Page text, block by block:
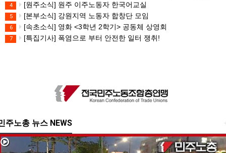
4 [원주소식] 원주 이주노동자 한국어교실
5 [본부소식] 강원지역 노동자 합창단 모임
6 [속초소식] 영화 <3학년 2학기> 공동체 상영회
7 [특집기사] 폭염으로 부터 안전한 일터 쟁취!
주노총 뉴스 NEWS